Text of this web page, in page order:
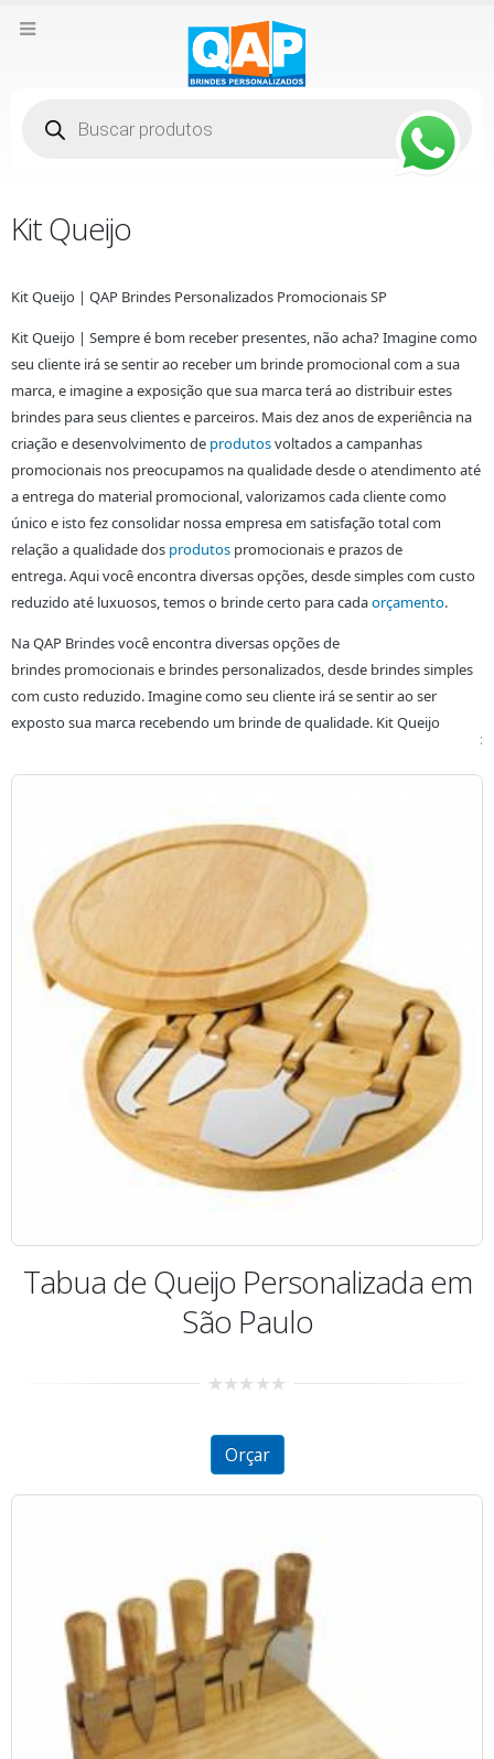
produtos
Kit Queijo
Kit Queijo | QAP Brindes Personalizados Promocionais SP
Kit Queijo | Sempre é bom receber presentes, não acha? Imagine como
seu cliente irá se sentir ao receber um brinde promocional com a sua
marca, e imagine a exposição que sua marca terá ao distribuir estes
brindes para seus clientes e parceiros. Mais dez anos de experiência na
criação e desenvolvimento de produtosvoltados a campanhas
promocionais nos preocupamos na qualidade desde o atendimento até
a entrega do material promocional, valorizamos cada cliente como
único e isto fez consolidar nossa empresa em satisfação total com
relação a qualidade dos produtos promocionais e prazos de
entrega. Aqui você encontra diversas opções, desde simples com custo
reduzido até luxuosos, temos o brinde certo para cadaorçamento.
Na QAP Brindes você encontra diversas opções de
brindes promocionais e brindes personalizados, desde brindes simples
com custo reduzido. Imagine como seu cliente irá se sentir ao ser
exposto sua marca recebendo um brinde de qualidade. Kit Queijo
:
Tabua de Queijo Personalizada em
São Paulo
of
Orçar